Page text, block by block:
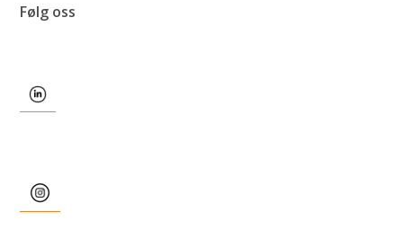
Følg oss